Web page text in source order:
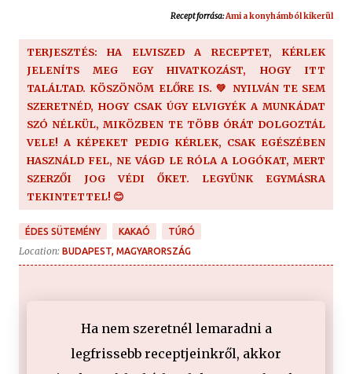
Recept forrása:Ami a konyhámból kikerül
TERJESZTÉS: HA ELVISZED A RECEPTET, KÉRLEK
JELENÍTS MEG EGY HIVATKOZÁST, HOGY ITT
TALÁLTAD. KÖSZÖNÖM ELŐRE IS. 💚 NYILVÁN TE SEM
SZERETNÉD, HOGY CSAK ÚGY ELVIGYÉK A MUNKÁDAT
SZÓ NÉLKÜL, MIKÖZBEN TE TÖBB ÓRÁT DOLGOZTÁL
VELE! A KÉPEKET PEDIG KÉRLEK, CSAK EGÉSZÉBEN
HASZNÁLD FEL, NE VÁGD LE RÓLA A LOGÓKAT, MERT
SZERZŐI JOG VÉDI ŐKET. LEGYÜNK EGYMÁSRA
TEKINTETTEL! 😊
ÉDES SÜTEMÉNY KAKAÓ TÚRÓ
Location: BUDAPEST, MAGYARORSZÁG
Ha nem szeretnél lemaradni a
legfrissebb receptjeinkről, akkor